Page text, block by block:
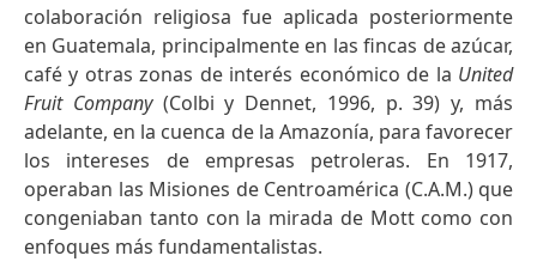
colaboración religiosa fue aplicada posteriormente
en Guatemala, principalmente en las fincas de azúcar,
café y otras zonas de interés económico de la United
Fruit Company(Colbi y Dennet, 1996, p. 39) y, más
adelante, en la cuenca de la Amazonía, para favorecer
los intereses de empresas petroleras. En 1917,
operaban las Misiones de Centroamérica (C.A.M.) que
congeniaban tanto con la mirada de Mott como con
enfoques más fundamentalistas.